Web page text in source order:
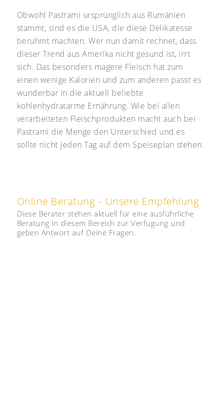
Obwohl Pastrami ursprünglich aus Rumänien
stammt, sind es die USA, die diese Delikatesse
berühmt machten. Wer nun damit rechnet, dass
dieser Trend aus Amerika nicht gesund ist, irrt
sich. Das besonders magere Fleisch hat zum
einen wenige Kalorien und zum anderen passt es
wunderbar in die aktuell beliebte
kohlenhydratarme Ernährung. Wie bei allen
verarbeiteten Fleischprodukten macht auch bei
Pastrami die Menge den Unterschied und es
sollte nicht jeden Tag auf dem Speiseplan stehen.
Online Beratung – Unsere Empfehlung
Diese Berater stehen aktuell für eine ausführliche
Beratung in diesem Bereich zur Verfügung und
geben Antwort auf Deine Fragen.